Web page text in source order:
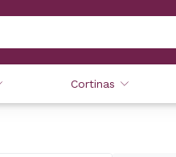
Cortinas